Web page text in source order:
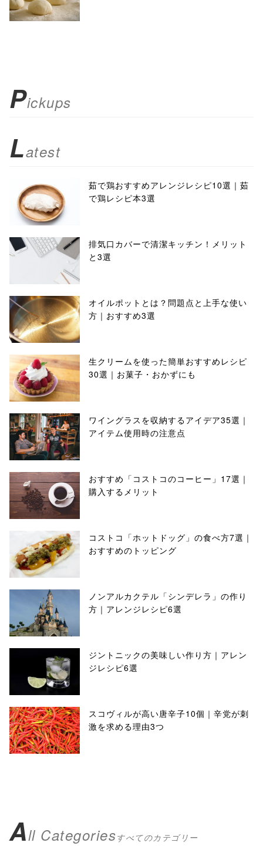
Pickups
Latest
茹で鶏おすすめアレンジレシピ10選｜茹
で鶏レシピ本3選
排気口カバーで清潔キッチン！メリット
と3選
オイルポットとは？問題点と上手な使い
方｜おすすめ3選
生クリームを使った簡単おすすめレシピ
30選｜お菓子・おかずにも
ワイングラスを収納するアイデア35選｜
アイテム使用時の注意点
おすすめ「コストコのコーヒー」17選｜
購入するメリット
コストコ「ホットドッグ」の食べ方7選｜
おすすめのトッピング
ノンアルカクテル「シンデレラ」の作り
方｜アレンジレシピ6選
ジントニックの美味しい作り方｜アレン
ジレシピ6選
スコヴィルが高い唐辛子10個｜辛党が刺
激を求める理由3つ
All Categoriesすべてのカテゴリー